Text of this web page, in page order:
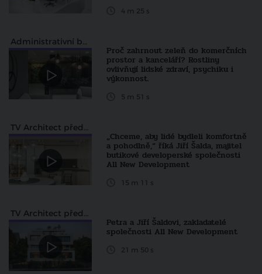
4 m 25 s
Administrativní budovy
Proč zahrnout zeleň do komerčních
prostor a kanceláří? Rostliny
ovlivňují lidské zdraví, psychiku i
výkonnost.
5 m 51 s
TV Architect představuje...
„Chceme, aby lidé bydleli komfortně
a pohodlně,“ říká Jiří Šalda, majitel
butikové developerské společnosti
All New Development
15 m 11 s
TV Architect představuje
Petra a Jiří Šaldovi, zakladatelé
společnosti All New Development
21 m 50 s